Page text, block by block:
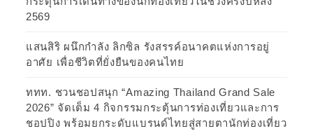
2569
แสนสิริ ผนึกกำลัง ลิกซิล รังสรรค์อนาคตแห่งการอยู่
อาศัย เพื่อชีวิตที่ยั่งยืนของคนไทย
ททท. ชวนชอปสนุก “Amazing Thailand Grand Sale
2026” จัดเต็ม 4 กิจกรรมกระตุ้นการท่องเที่ยวและการ
ชอปปิง พร้อมยกระดับแบรนด์ไทยสู่สายตานักท่องเที่ยว